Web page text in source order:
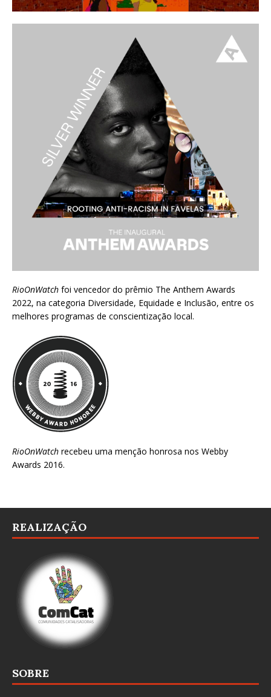
RioOnWatch foi vencedor do prêmio The Anthem Awards
2022, na categoria Diversidade, Equidade e Inclusão, entre os
melhores programas de conscientização local.
RioOnWatch recebeu uma menção honrosa nos Webby
Awards 2016.
REALIZAÇÃO
SOBRE